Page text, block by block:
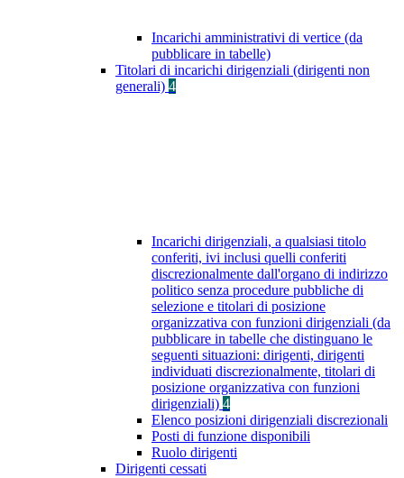
Incarichi amministrativi di vertice (da
pubblicare in tabelle)
Titolari di incarichi dirigenziali (dirigenti non
generali) 4
Incarichi dirigenziali, a qualsiasi titolo
conferiti, ivi inclusi quelli conferiti
discrezionalmente dall'organo di indirizzo
politico senza procedure pubbliche di
selezione e titolari di posizione
organizzativa con funzioni dirigenziali (da
pubblicare in tabelle che distinguano le
seguenti situazioni: dirigenti, dirigenti
individuati discrezionalmente, titolari di
posizione organizzativa con funzioni
dirigenziali) 4
Elenco posizioni dirigenziali discrezionali
Posti di funzione disponibili
Ruolo dirigenti
Dirigenti cessati